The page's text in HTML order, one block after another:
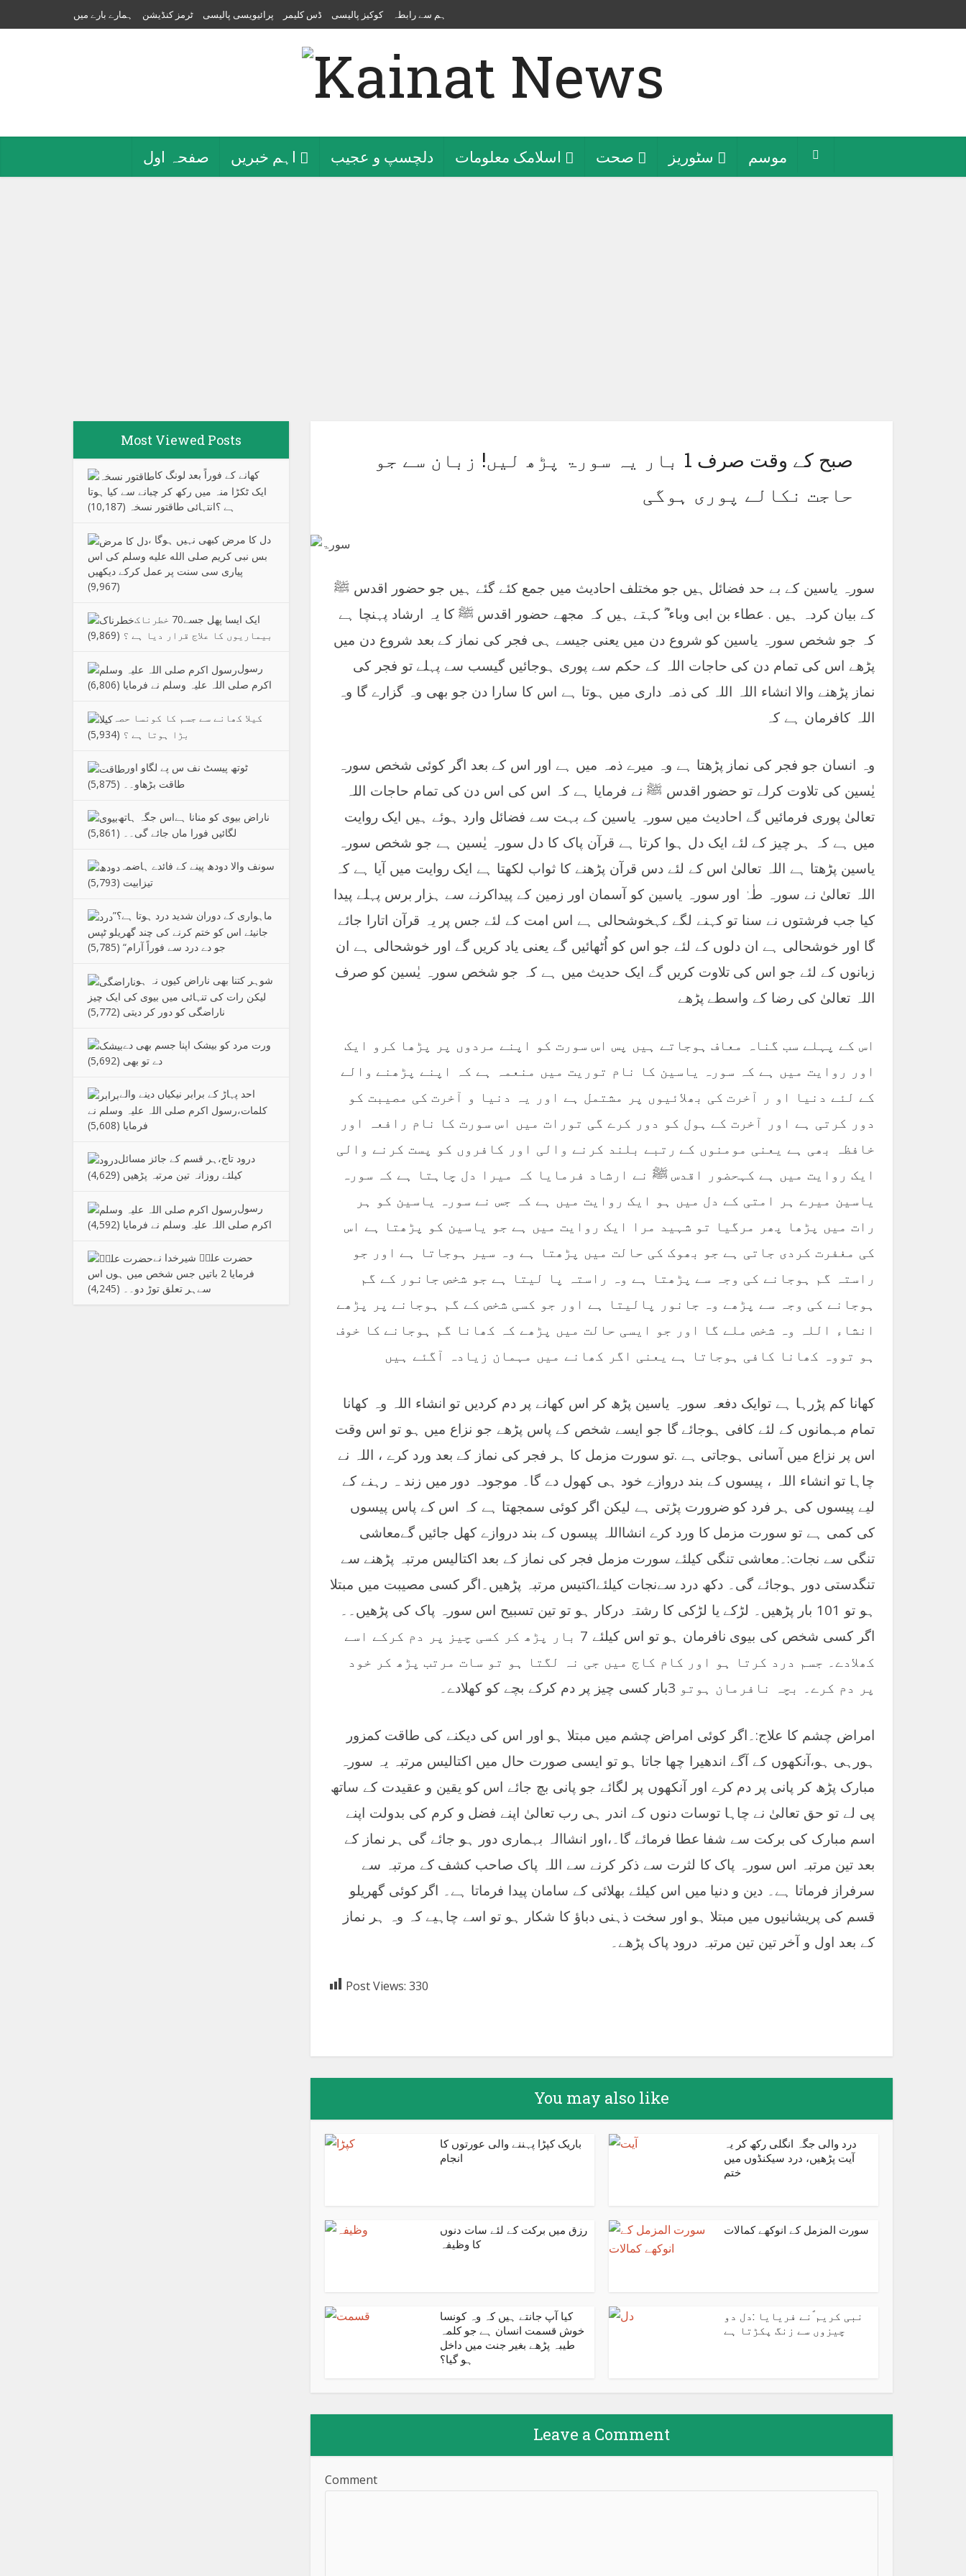
ہمارے بارے میں ٹرمز کنڈیشن پرائیویسی پالیسی ڈس کلیمر کوکیز پالیسی ہم سے رابطہ
صفحہ اول اہم خبریں دلچسپ و عجیب اسلامک معلومات صحت سٹوریز موسم
Most Viewed Posts
کھانے کے فوراً بعد لونگ کا
ایک ٹکڑا منہ میں رکھ کر چبانے سے کیا ہوتا
ہے ؟انتہائی طاقتور نسخہ
(10,187)
دل کا مرض کبھی نہیں ہوگا ،
بس نبی کریم صلی الله علیه وسلم کی اس
پیاری سی سنت پر عمل کرکے دیکھیں
(9,967)
ایک ایسا پھل جسے70 خطرناک
بیماریوں کا علاج قرار دیا ہے ؟ (9,869)
رسول
اکرم صلی اللہ علیہ وسلم نے فرمایا (6,806)
کیلا کھانے سے جسم کا کونسا حصہ
بڑا ہوتا ہے ؟ (5,934)
ٹوتھ پیسٹ نف س پے لگاو اور
طاقت بڑھاو۔۔
(5,875)
ناراض بیوی کو منانا ہےاس جگہ ہاتھ
لگائیں فورا ماں جائے گی۔۔ (5,861)
سونف والا دودھ پینے کے فائدے ہاضمہ
تیزابیت (5,793)
”ماہواری کے دوران شدید درد ہوتا ہے؟
جانیئے اس کو ختم کرنے کی چند گھریلو ٹپس
جو دے درد سے فوراً آرام“ (5,785)
شوہر کتنا بھی ناراض کیوں نہ ہو
لیکن رات کی تنہائی میں بیوی کی ایک چیز
ناراضگی کو دور کر دیتی (5,772)
ورت مرد کو بیشک اپنا جسم بھی دے
دے تو بھی (5,692)
احد پہاڑ کے برابر نیکیاں دینے والے
کلمات،رسول اکرم صلی اللہ علیہ وسلم نے
فرمایا (5,608)
درود تاج،ہر قسم کے جائز مسائل
کیلئے روزانہ تین مرتبہ پڑھیں (4,629)
رسول
اکرم صلی اللہ علیہ وسلم نے فرمایا (4,592)
حضرت علیؑ شیرخدا نے
فرمایا 2 باتیں جس شخص میں ہوں اس
سےہر تعلق توڑ دو۔۔ (4,245)
صبح کے وقت صرف 1 بار یہ سورۃ پڑھ لیں! زبان سے جو
حاجت نکالے پوری ہوگی
سورہ یاسین کے بے حد فضائل ہیں جو مختلف احادیث میں جمع کئے گئے ہیں جو حضور اقدس ﷺ
کے بیان کردہ ہیں . عطاء بن ابی وباء ؓ کہتے ہیں کہ مجھے حضور اقدس ﷺ کا یہ ارشاد پہنچا ہے
کہ جو شخص سورہ یاسین کو شروع دن میں یعنی جیسے ہی فجر کی نماز کے بعد شروع دن میں
پڑھے اس کی تمام دن کی حاجات اللہ کے حکم سے پوری ہوجائیں گیسب سے پہلے تو فجر کی
نماز پڑھنے والا انشاء اللہ اللہ کی ذمہ داری میں ہوتا ہے اس کا سارا دن جو بھی وہ گزارے گا وہ
اللہ کافرمان ہے کہ
وہ انسان جو فجر کی نماز پڑھتا ہے وہ میرے ذمہ میں ہے اور اس کے بعد اگر کوئی شخص سورہ
یٰسین کی تلاوت کرلے تو حضور اقدس ﷺ نے فرمایا ہے کہ اس کی اس دن کی تمام حاجات اللہ
تعالیٰ پوری فرمائیں گے احادیث میں سورہ یاسین کے بہت سے فضائل وارد ہوئے ہیں ایک روایت
میں ہے کہ ہر چیز کے لئے ایک دل ہوا کرتا ہے قرآن پاک کا دل سورہ یٰسین ہے جو شخص سورہ
یاسین پڑھتا ہے اللہ تعالیٰ اس کے لئے دس قرآن پڑھنے کا ثواب لکھتا ہے ایک روایت میں آیا ہے کہ
اللہ تعالیٰ نے سورہ طٰہٰ اور سورہ یاسین کو آسمان اور زمین کے پیداکرنے سے ہزار برس پہلے پیدا
کیا جب فرشتوں نے سنا تو کہنے لگے کہخوشحالی ہے اس امت کے لئے جس پر یہ قرآن اتارا جائے
گا اور خوشحالی ہے ان دلوں کے لئے جو اس کو اُٹھائیں گے یعنی یاد کریں گے اور خوشحالی ہے ان
زبانوں کے لئے جو اس کی تلاوت کریں گے ایک حدیث میں ہے کہ جو شخص سورہ یٰسین کو صرف
اللہ تعالیٰ کی رضا کے واسطے پڑھے
اس کے پہلے سب گناہ معاف ہوجاتے ہیں پس اس سورت کو اپنے مردوں پر پڑھا کرو ایک
اور روایت میں ہے کہ سورہ یاسین کا نام توریت میں منعمہ ہے کہ اپنے پڑھنے والے
کے لئے دنیا او ر آخرت کی بھلائیوں پر مشتمل ہے اور یہ دنیا و آخرت کی مصیبت کو
دور کرتی ہے اور آخرت کے ہول کو دور کرے گی تورات میں اس سورت کا نام رافعہ اور
خافظہ بھی ہے یعنی مومنوں کے رتبے بلند کرنے والی اور کافروں کو پست کرنے والی
ایک روایت میں ہے کہحضور اقدس ﷺ نے ارشاد فرمایا کہ میرا دل چاہتا ہے کہ سورہ
یاسین میرے ہر امتی کے دل میں ہو ایک روایت میں ہے کہ جس نے سورہ یاسین کو ہر
رات میں پڑھا پھر مرگیا تو شہید مرا ایک روایت میں ہے جو یاسین کو پڑھتا ہے اس
کی مغفرت کردی جاتی ہے جو بھوک کی حالت میں پڑھتا ہے وہ سیر ہوجاتا ہے اور جو
راستہ گم ہوجانے کی وجہ سے پڑھتا ہے وہ راستہ پا لیتا ہے جو شخص جانور کے گم
ہوجانے کی وجہ سے پڑھے وہ جانور پالیتا ہے اور جو کسی شخص کے گم ہوجانے پر پڑھے
انشاء اللہ وہ شخص ملے گا اور جو ایسی حالت میں پڑھے کہ کھانا گم ہوجانے کا خوف
ہو تووہ کھانا کافی ہوجاتا ہے یعنی اگر کھانے میں مہمان زیادہ آگئے ہیں
کھانا کم پڑرہا ہے توایک دفعہ سورہ یاسین پڑھ کر اس کھانے پر دم کردیں تو انشاء اللہ وہ کھانا
تمام مہمانوں کے لئے کافی ہوجائے گا جو ایسے شخص کے پاس پڑھے جو نزاع میں ہو تو اس وقت
اس پر نزاع میں آسانی ہوجاتی ہے .تو سورت مزمل کا ہر فجر کی نماز کے بعد ورد کرے ، اللہ نے
چاہا تو انشاء اللہ ، پیسوں کے بند دروازے خود ہی کھول دے گا۔ موجودہ دور میں زند ہ رہنے کے
لیے پیسوں کی ہر فرد کو ضرورت پڑتی ہے لیکن اگر کوئی سمجھتا ہے کہ اس کے پاس پیسوں
کی کمی ہے تو سورت مزمل کا ورد کرے انشااللہ پیسوں کے بند دروازے کھل جائیں گےمعاشی
تنگی سے نجات:۔معاشی تنگی کیلئے سورت مزمل فجر کی نماز کے بعد اکتالیس مرتبہ پڑھنے سے
تنگدستی دور ہوجائے گی۔ دکھ درد سےنجات کیلئےاکتیس مرتبہ پڑھیں۔اگر کسی مصیبت میں مبتلا
ہو تو 101 بار پڑھیں۔ لڑکے یا لڑکی کا رشتہ درکار ہو تو تین تسبیح اس سورہ پاک کی پڑھیں۔۔
اگر کسی شخص کی بیوی نافرمان ہو تو اس کیلئے 7 بار پڑھ کر کسی چیز پر دم کرکے اسے
کھلادے۔ جسم درد کرتا ہو اور کام کاج میں جی نہ لگتا ہو تو سات مرتب پڑھ کر خود
پر دم کرے۔ بچہ نافرمان ہوتو 3بار کسی چیز پر دم کرکے بچے کو کھلادے۔
امراض چشم کا علاج:۔اگر کوئی امراض چشم میں مبتلا ہو اور اس کی دیکنے کی طاقت کمزور
ہورہی ہو،آنکھوں کے آگے اندھیرا چھا جاتا ہو تو ایسی صورت حال میں اکتالیس مرتبہ یہ سورہ
مبارک پڑھ کر پانی پر دم کرے اور آنکھوں پر لگائے جو پانی بچ جائے اس کو یقین و عقیدت کے ساتھ
پی لے تو حق تعالیٰ نے چاہا توسات دنوں کے اندر ہی رب تعالیٰ اپنے فضل و کرم کی بدولت اپنے
اسم مبارک کی برکت سے شفا عطا فرمائے گا۔،اور انشاالہ بہماری دور ہو جائے گی ہر نماز کے
بعد تین مرتبہ اس سورہ پاک کا لثرت سے ذکر کرنے سے اللہ پاک صاحب کشف کے مرتبہ سے
سرفراز فرماتا ہے۔ دین و دنیا میں اس کیلئے بھلائی کے سامان پیدا فرماتا ہے۔ اگر کوئی گھریلو
قسم کی پریشانیوں میں مبتلا ہو اور سخت ذہنی دباؤ کا شکار ہو تو اسے چاہیے کہ وہ ہر نماز
کے بعد اول و آخر تین تین مرتبہ درود پاک پڑھے۔
Post Views: 330
You may also like
باریک کپڑا پہننے والی عورتوں کا
انجام
درد والی جگہ انگلی رکھ کر یہ
آیت پڑھیں، درد سیکنڈوں میں
ختم
رزق میں برکت کے لئے سات دنوں
کا وظیفہ
سورت المزمل کے انوکھے کمالات
کیا آپ جانتے ہیں کہ وہ کونسا
خوش قسمت انسان ہے جو کلمہ
طیبہ پڑھے بغیر جنت میں داخل
ہو گیا؟
نبی کریم ؐنے فریایا :دل دو
چیزوں سے زنگ پکڑتا ہے
Leave a Comment
Comment